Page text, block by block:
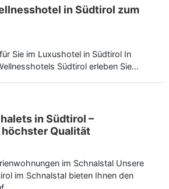
in Südtirol zum
Sie im Luxushotel in Südtirol In
Südtirol erleben Sie…
in Südtirol –
höchster Qualität
im Schnalstal Unsere
im Schnalstal bieten Ihnen den